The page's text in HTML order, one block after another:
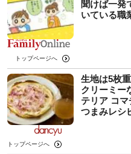
聞けば一発
いている職
トップページへ
生地は5枚
クリーミー
テリア コ
つまみレシ
トップページへ